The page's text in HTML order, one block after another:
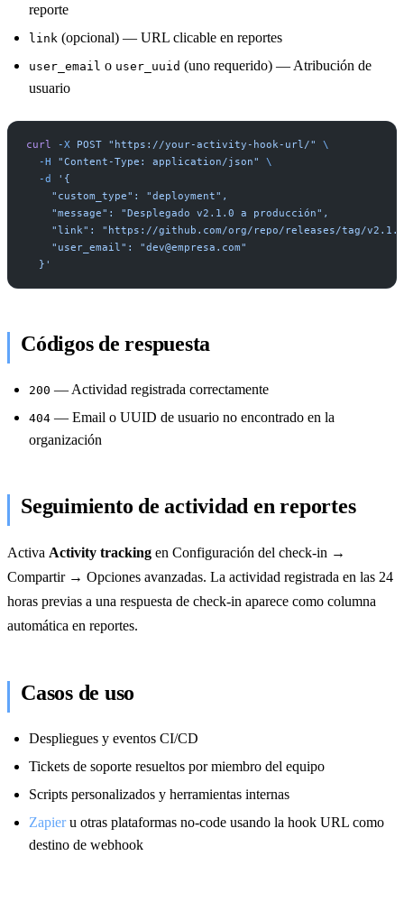
reporte
link (opcional) — URL clicable en reportes
user_email o user_uuid (uno requerido) — Atribución de
usuario
curl -X POST "https://your-activity-hook-url/"
\
  -H
"Content-Type: application/json"
\
  -d
'{
    "custom_type": "deployment",
    "message": "Desplegado v2.1.0 a producción",
"link": "https://github.com/org/repo/releases/tag/
    "user_email": "
dev@empresa.com"
  }'
Códigos de respuesta
200 — Actividad registrada correctamente
404 — Email o UUID de usuario no encontrado en la
organización
Seguimiento de actividad en reportes
Activa Activity tracking en Configuración del check-in →
Compartir → Opciones avanzadas. La actividad registrada en las 24
horas previas a una respuesta de check-in aparece como columna
automática en reportes.
Casos de uso
Despliegues y eventos CI/CD
Tickets de soporte resueltos por miembro del equipo
Scripts personalizados y herramientas internas
Zapieru otras plataformas no-code usando la hook URL como
destino de webhook